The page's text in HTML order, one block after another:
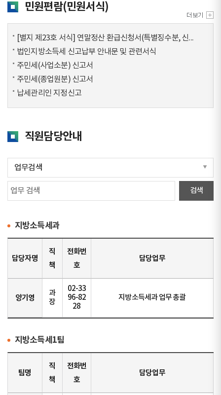
민원편람(민원서식)
[별지 제23호 서식] 연말정산 환급신청서(특별징수분, 신...
법인지방소득세 신고납부 안내문 및 관련서식
주민세(사업소분) 신고서
주민세(종업원분) 신고서
납세관리인 지정신고
직원담당안내
지방소득세과
담당자명
직
책
전화번
호
담당업무
양기영
과
장
02-33
96-82
28
지방소득세과 업무 총괄
지방소득세1팀
팀명
직
책
전화번
호
담당업무